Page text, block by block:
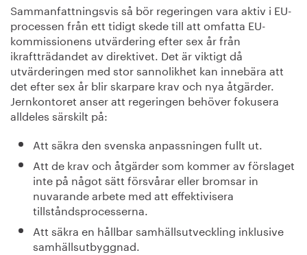
Sammanfattningsvis så bör regeringen vara aktiv i EU-
processen från ett tidigt skede till att omfatta EU-
kommissionens utvärdering efter sex år från
ikraftträdandet av direktivet. Det är viktigt då
utvärderingen med stor sannolikhet kan innebära att
det efter sex år blir skarpare krav och nya åtgärder.
Jernkontoret anser att regeringen behöver fokusera
alldeles särskilt på:
Att säkra den svenska anpassningen fullt ut.
Att de krav och åtgärder som kommer av förslaget
inte på något sätt försvårar eller bromsar in
nuvarande arbete med att effektivisera
tillståndsprocesserna.
Att säkra en hållbar samhällsutveckling inklusive
samhällsutbyggnad.